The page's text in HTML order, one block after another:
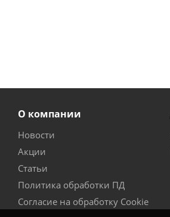
О компании
Новости
Акции
Статьи
Политика обработки ПД
Согласие на обработку Cookie